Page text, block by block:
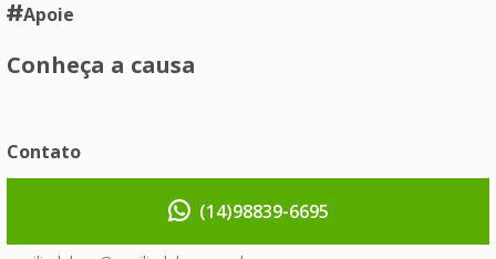
Apoie
Conheça a causa
Contato
(14)98839-6695